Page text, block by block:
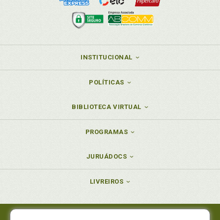
Livre mercado. Uma era de desigualdade: o legado
de décadas de predomínio do pensamento
neoliberal, com sua defesa visceral de medidas de
79
M
Medidas de austeridade. Uma era de desigualdade: o
neoliberal, com sua defesa visceral de medidas de
não conseguiu se reinventar. O desmonte do
sistema constitucional de proteção social como
resultado do processo de captura do Estado,
abertura participativa segundo a lógica
INSTITUCIONAL
POLÍTICAS
BIBLIOTECA VIRTUAL
PROGRAMAS
JURUÁDOCS
LIVREIROS